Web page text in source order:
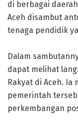
di berbagai
Aceh disambut
tenaga pendidik
‎Dalam
dapat melihat
Rakyat di Aceh. Ia
pemerintah
perkembangan